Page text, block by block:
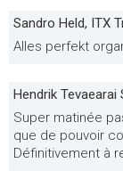
Sandro Held, ITX
Alles perfekt
Hendrik Tevaearai
Super matinée
que de pouvoir
Définitivement à